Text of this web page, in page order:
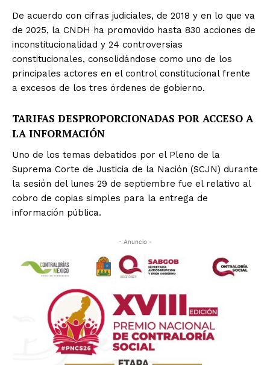
De acuerdo con cifras judiciales, de 2018 y en lo que va
de 2025, la CNDH ha promovido hasta 830 acciones de
inconstitucionalidad y 24 controversias
constitucionales, consolidándose como uno de los
principales actores en el control constitucional frente
a excesos de los tres órdenes de gobierno.
TARIFAS DESPROPORCIONADAS POR ACCESO A
LA INFORMACIÓN
Uno de los temas debatidos por el Pleno de la
Suprema Corte de Justicia de la Nación (SCJN) durante
la sesión del lunes 29 de septiembre fue el relativo al
cobro de copias simples para la entrega de
información pública.
- Anuncio -